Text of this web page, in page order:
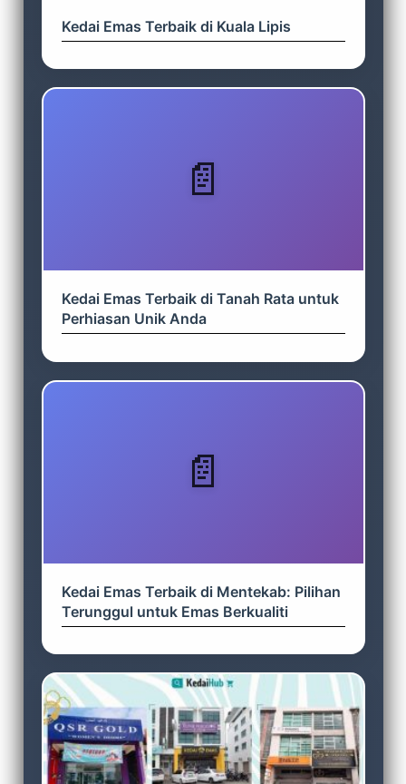
Kedai Emas Terbaik di Kuala Lipis
Kedai Emas Terbaik di Tanah Rata untuk
Perhiasan Unik Anda
Kedai Emas Terbaik di Mentekab: Pilihan
Terunggul untuk Emas Berkualiti